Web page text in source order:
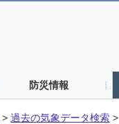
防災情報
> 過去の気象データ検索 >